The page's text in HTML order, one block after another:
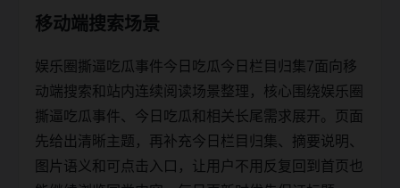
移动端搜索场景
娱乐圈撕逼吃瓜事件今日吃瓜今日栏目归集7面向移
动端搜索和站内连续阅读场景整理，核心围绕娱乐圈
撕逼吃瓜事件、今日吃瓜和相关长尾需求展开。页面
先给出清晰主题，再补充今日栏目归集、摘要说明、
图片语义和可点击入口，让用户不用反复回到首页也